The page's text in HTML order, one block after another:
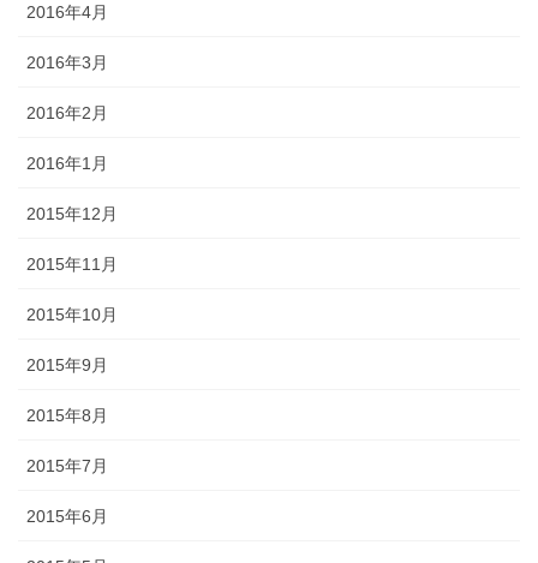
2016年4月
2016年3月
2016年2月
2016年1月
2015年12月
2015年11月
2015年10月
2015年9月
2015年8月
2015年7月
2015年6月